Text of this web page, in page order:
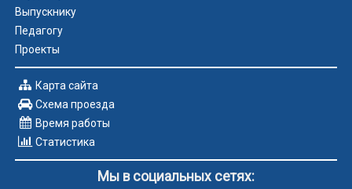
Выпускнику
Педагогу
Проекты
Карта сайта
Схема проезда
Время работы
Статистика
Мы в социальных сетях: